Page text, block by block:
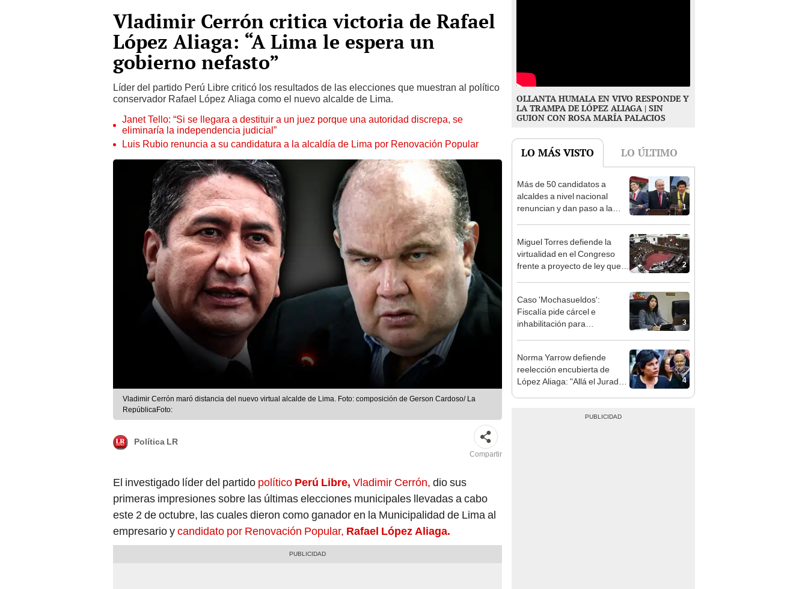
Vladimir Cerrón critica victoria de Rafael
López Aliaga: “A Lima le espera un
gobierno nefasto”
Líder del partido Perú Libre criticó los resultados de las elecciones que muestran al político
conservador Rafael López Aliaga como el nuevo alcalde de Lima.
Janet Tello: “Si se llegara a destituir a un juez porque una autoridad discrepa, se
eliminaría la independencia judicial”
Luis Rubio renuncia a su candidatura a la alcaldía de Lima por Renovación Popular
Vladimir Cerrón maró distancia del nuevo virtual alcalde de Lima. Foto: composición de Gerson Cardoso/ La
RepúblicaFoto:
Política LR
Compartir
El investigado líder del partido político Perú Libre, Vladimir Cerrón, dio sus
primeras impresiones sobre las últimas elecciones municipales llevadas a cabo
este 2 de octubre, las cuales dieron como ganador en la Municipalidad de Lima al
empresario ycandidato por Renovación Popular, Rafael López Aliaga.
OLLANTA HUMALA EN VIVO RESPONDE Y
LA TRAMPA DE LÓPEZ ALIAGA | SIN
GUION CON ROSA MARÍA PALACIOS
LO MÁS VISTO LO ÚLTIMO
1
Más de 50 candidatos a
alcaldes a nivel nacional
renuncian y dan paso a la
2
Miguel Torres defiende la
virtualidad en el Congreso
frente a proyecto de ley que
3
Caso 'Mochasueldos':
Fiscalía pide cárcel e
inhabilitación para
4
Norma Yarrow defiende
reelección encubierta de
López Aliaga: "Allá el Jurado